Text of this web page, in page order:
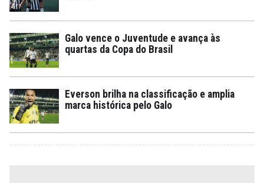
Galo vence o Juventude e avança às
quartas da Copa do Brasil
Everson brilha na classificação e amplia
marca histórica pelo Galo